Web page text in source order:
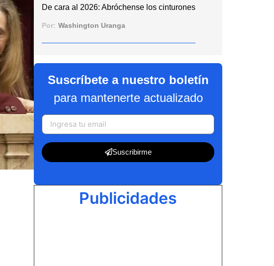
De cara al 2026: Abróchense los cinturones
Por: Washington Uranga
Suscríbete a nuestro boletín
para mantenerte actualizado
Suscribirme
Publicidades